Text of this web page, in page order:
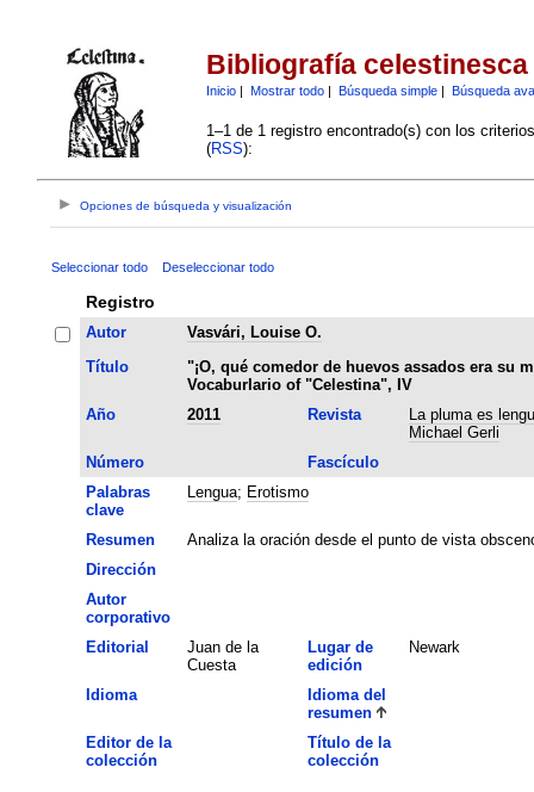
Bibliografía celestinesca
Inicio| Mostrar todo| Búsqueda simple| Búsqueda
1–1 de 1 registro encontrado(s) con los
(RSS):
Opciones de búsqueda y visualización
Seleccionar todo Deseleccionar todo
Registro
Autor
Vasvári, Louise O.
Título
"¡O, qué comedor de huevos assados era su
Vocaburlario of "Celestina", IV
Año
2011 Revista
La pluma es
Michael Gerli
Número
Fascículo
Palabras
clave
Lengua; Erotismo
Resumen
Analiza la oración desde el punto de vista
Dirección
Autor
corporativo
Editorial
Juan de la
Cuesta
Lugar de
edición
Newark
Idioma
Idioma del
resumen
Editor de la
colección
Título de la
colección